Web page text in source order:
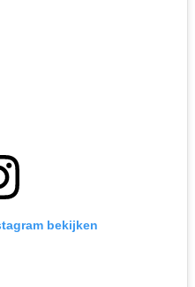
bekijken